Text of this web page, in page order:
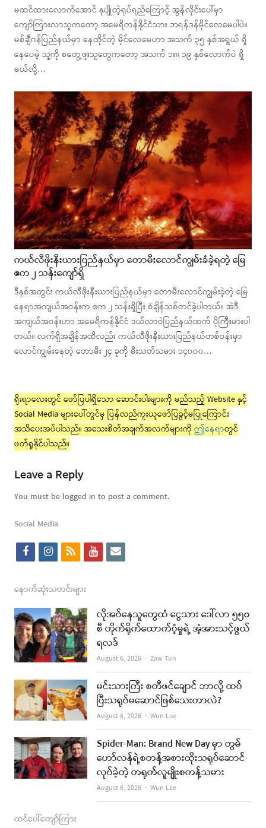
မထင်ထားလောက်အောင် နုပျိုတဲ့ရုပ်ရည်ကြောင့် အွန်လိုင်းပေါ်မှာ
ကျော်ကြားလာသူကတော့ အမေရိကန်နိုင်ငံသား ဘရန်ဒန်မိုင်လေမေပါပဲ။
မစ်ချီဂန်ပြည်နယ်မှာ နေထိုင်တဲ့ မိုင်လေမေဟာ အသက် ၃၅ နှစ်အရွယ် ရှိ
နေပေမဲ့ သူ့ကို စတွေ့ဖူးသူတွေကတော့ အသက် ၁၈၊ ၁၉ နှစ်လောက်ပဲ ရှိ
မယ်လို့…
ကယ်လီဖိုးနီးယားပြည်နယ်မှာ တောမီးလောင်ကျွမ်းခံခဲ့ရတဲ့ မြေ
ဧက ၂ သန်းကျော်ရှိ
ဒီနှစ်အတွင်း ကယ်လီဖိုးနီးယားပြည်နယ်မှာ တောမီးလောင်ကျွမ်းခဲ့တဲ့ မြေ
နေရာအကျယ်အဝန်းက ဧက ၂ သန်းရှိပြီး စံချိန်သစ်တင်ခဲ့ပါတယ်။ အဲဒီ
အကျယ်အဝန်းဟာ အမေရိကန်နိုင်ငံ ဒယ်လာဝဲပြည်နယ်ထက် ပိုကြီးမားပါ
တယ်။ လက်ရှိအချိန်အထိလည်း ကယ်လီဖိုးနီးယားပြည်နယ်တစ်ဝန်းမှာ
လောင်ကျွမ်းနေတဲ့ တောမီး ၂၄ ခုကို မီးသတ်သမား ၁၄၀၀၀…
ရိုးရာလေးတွင် ဖော်ပြပါရှိသော ဆောင်းပါးများကို မည်သည့် Website နှင့်
Social Media များပေါ်တွင်မှ ပြန်လည်ကူးယူဖော်ပြခွင့်မပြုကြောင်း
အသိပေးအပ်ပါသည်။ အသေးစိတ်အချက်အလက်များကို ဤနေရာတွင်
ဖတ်ရှုနိုင်ပါသည်။
Leave a Reply
You must be logged in to post a comment.
Social Media
f
c
e
b
o
o
k
i
s
t
a
g
r
a
m
r
s
y
t
u
b
e
e
i
l
နောက်ဆုံးသတင်းများ
လိုအပ်နေသူတွေထံ ငွေသား ဒေါ်လာ ၅၅၀
စီ တိုက်ရိုက်ထောက်ပံ့မှုရဲ့ အံ့အားသင့်ဖွယ်
ရလဒ်
August 6, 2026 Author
Zaw Tun
မင်းသားကြီး စတီဖင်ချောင် ဘာလို့ ထပ်
ပြီးသရုပ်မဆောင်ဖြစ်သေးတာလဲ?
August 6, 2026 Author
Wun Lae
Spider-Man: Brand New Day မှာ တွမ်
ဟော်လန်ရဲ့စတန့်အစားထိုးသရုပ်ဆောင်
လုပ်ခဲ့တဲ့ တရုတ်လူမျိုးစတန့်သမား
August 6, 2026 Author
Wun Lae
ထင်ပေါ်ကျော်ကြား